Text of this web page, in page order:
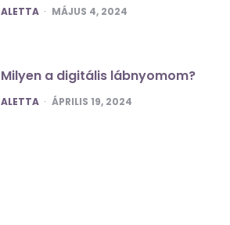
POSTED
ALETTA MÁJUS 4, 2024
Milyen a digitális lábnyomom?
POSTED
ALETTA ÁPRILIS 19, 2024